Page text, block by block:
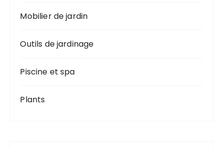
Mobilier de jardin
Outils de jardinage
Piscine et spa
Plants